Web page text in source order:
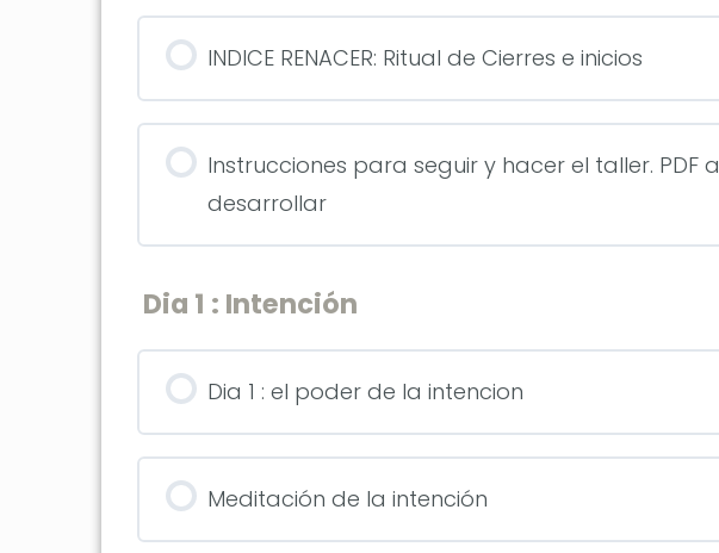
INDICE RENACER: Ritual de Cierres e inicios
Instrucciones para seguir y hacer el taller. PDF a
desarrollar
Dia 1 : Intención
Dia 1 : el poder de la intencion
Meditación de la intención